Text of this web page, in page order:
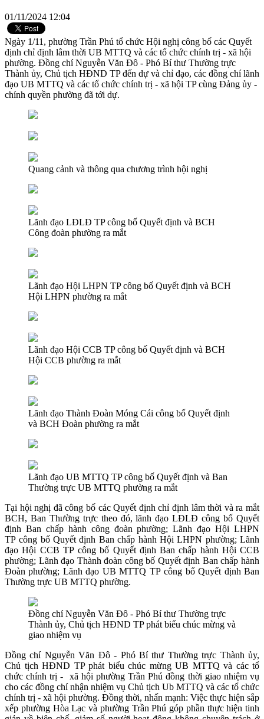
01/11/2024 12:04
Ngày 1/11, phường Trần Phú tổ chức Hội nghị công bố các Quyết
định chỉ định lâm thời UB MTTQ và các tổ chức chính trị - xã hội
phường. Đồng chí Nguyễn Văn Đô - Phó Bí thư Thường trực
Thành ủy, Chủ tịch HĐND TP đến dự và chỉ đạo, các đồng chí lãnh
đạo UB MTTQ và các tổ chức chính trị - xã hội TP cùng Đảng ủy -
chính quyền phường đã tới dự.
Quang cảnh và thông qua chương trình hội nghị
Lãnh đạo LĐLĐ TP công bố Quyết định và BCH
Công đoàn phường ra mắt
Lãnh đạo Hội LHPN TP công bố Quyết định và BCH
Hội LHPN phường ra mắt
Lãnh đạo Hội CCB TP công bố Quyết định và BCH
Hội CCB phường ra mắt
Lãnh đạo Thành Đoàn Móng Cái công bố Quyết định
và BCH Đoàn phường ra mắt
Lãnh đạo UB MTTQ TP công bố Quyết định và Ban
Thường trực UB MTTQ phường ra mắt
Tại hội nghị đã công bố các Quyết định chỉ định lâm thời và ra mắt
BCH, Ban Thường trực theo đó, lãnh đạo LĐLĐ công bố Quyết
định Ban chấp hành công đoàn phường; Lãnh đạo Hội LHPN
TP công bố Quyết định Ban chấp hành Hội LHPN phường; Lãnh
đạo Hội CCB TP công bố Quyết định Ban chấp hành Hội CCB
phường; Lãnh đạo Thành đoàn công bố Quyết định Ban chấp hành
Đoàn phường; Lãnh đạo UB MTTQ TP công bố Quyết định Ban
Thường trực UB MTTQ phường.
Đồng chí Nguyễn Văn Đô - Phó Bí thư Thường trực
Thành ủy, Chủ tịch HĐND TP phát biểu chúc mừng và
giao nhiệm vụ
Đồng chí Nguyễn Văn Đô - Phó Bí thư Thường trực Thành ủy,
Chủ tịch HĐND TP phát biểu chúc mừng UB MTTQ và các tổ
chức chính trị - xã hội phường Trần Phú đồng thời giao nhiệm vụ
cho các đồng chí nhận nhiệm vụ Chủ tịch Ub MTTQ và các tổ chức
chính trị - xã hội phường. Đồng thời, nhấn mạnh: Việc thực hiện sắp
xếp phường Hòa Lạc và phường Trần Phú góp phần thực hiện tinh